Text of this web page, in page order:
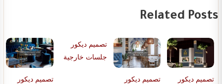
Related Posts
تصميم ديكور
تصميم ديكور
جلسات خارجية
تصميم ديكور
تصميم ديكور